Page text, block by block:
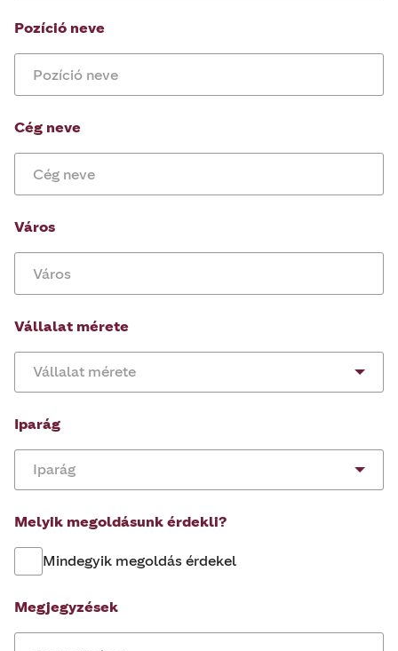
Pozíció neve
Cég neve
Város
Vállalat mérete
Vállalat mérete
Iparág
Iparág
Melyik megoldásunk érdekli?
Mindegyik megoldás érdekel
Megjegyzések